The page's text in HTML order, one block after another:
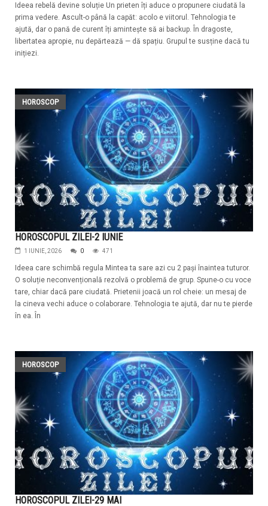
Ideea rebelă devine soluție Un prieten îți aduce o propunere ciudată la
prima vedere. Ascult-o până la capăt: acolo e viitorul. Tehnologia te
ajută, dar o pană de curent îți amintește să ai backup. În dragoste,
libertatea apropie, nu depărtează — dă spațiu. Grupul te susține dacă tu
inițiezi.
HOROSCOP
HOROSCOPUL ZILEI-2 IUNIE
1 IUNIE, 2026 0 471
Ideea care schimbă regula Mintea ta sare azi cu 2 pași înaintea tuturor.
O soluție neconvențională rezolvă o problemă de grup. Spune-o cu voce
tare, chiar dacă pare ciudată. Prietenii joacă un rol cheie: un mesaj de
la cineva vechi aduce o colaborare. Tehnologia te ajută, dar nu te pierde
în ea. În
HOROSCOP
HOROSCOPUL ZILEI-29 MAI